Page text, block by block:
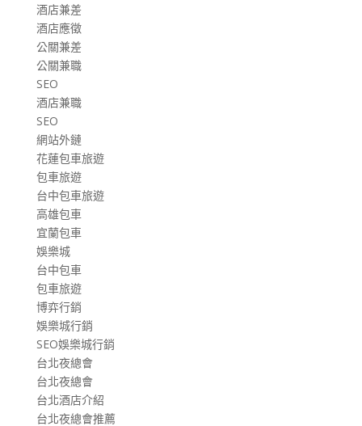
酒店兼差
酒店應徵
公關兼差
公關兼職
SEO
酒店兼職
SEO
網站外鏈
花蓮包車旅遊
包車旅遊
台中包車旅遊
高雄包車
宜蘭包車
娛樂城
台中包車
包車旅遊
博弈行銷
娛樂城行銷
SEO娛樂城行銷
台北夜總會
台北夜總會
台北酒店介紹
台北夜總會推薦